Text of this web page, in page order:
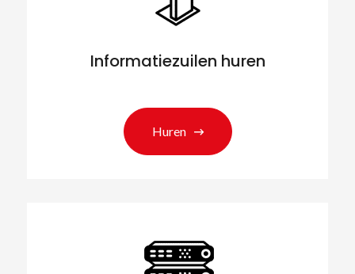
Informatiezuilen huren
Huren